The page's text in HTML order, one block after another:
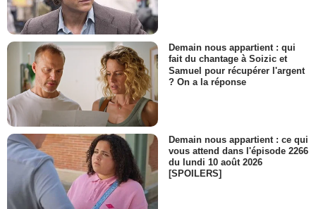
Demain nous appartient : qui
fait du chantage à Soizic et
Samuel pour récupérer l'argent
? On a la réponse
Demain nous appartient : ce qui
vous attend dans l'épisode 2266
du lundi 10 août 2026
[SPOILERS]